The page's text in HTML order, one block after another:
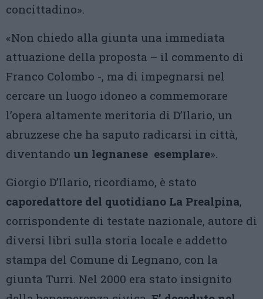
concittadino».
«Non chiedo alla giunta una immediata
attuazione della proposta – il commento di
Franco Colombo -, ma di impegnarsi nel
cercare un luogo idoneo a commemorare
l’opera altamente meritoria di D’Ilario, un
abruzzese che ha saputo radicarsi in città,
diventando un legnanese esemplare».
Giorgio D’Ilario, ricordiamo, è stato
caporedattore del quotidiano La Prealpina,
corrispondente di testate nazionale, autore di
diversi libri sulla storia locale e addetto
stampa del Comune di Legnano, con la
giunta Turri. Nel 2000 era stato insignito